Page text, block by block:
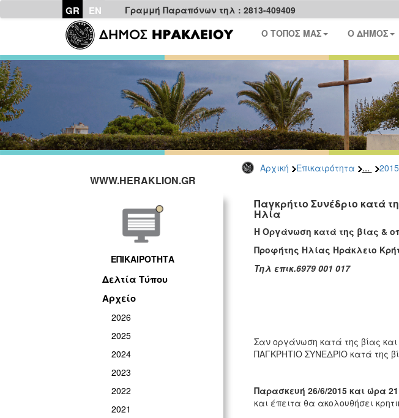
GR EN Γραμμή Παραπόνων τηλ : 2813-409409
Ο ΤΟΠΟΣ ΜΑΣ Ο ΔΗΜΟΣ
Αρχική Επικαιρότητα ... 2015
WWW.HERAKLION.GR
ΕΠΙΚΑΙΡΟΤΗΤΑ
Δελτία Τύπου
Αρχείο
2026
2025
2024
2023
2022
2021
Παγκρήτιο Συνέδριο κατά
Ηλία
HΟργάνωση κατά της βίας &
Προφήτης
Τηλ επικ.6979 001 017
Σαν οργάνωση κατά της βίας
ΠΑΓΚΡΗΤΙΟ ΣΥΝΕΔΡΙΟ κατά της
Παρασκευή 26/6/2015 και ώρα
και έπειτα θα ακολουθήσει